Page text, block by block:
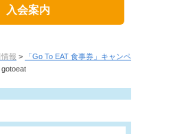
入会案内
情報 >
「Go To EAT 食事券」キャンペ
gotoeat